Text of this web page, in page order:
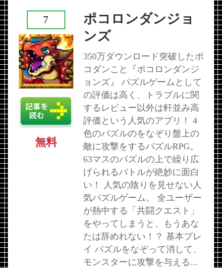
ポコロンダンジョ
ンズ
350万ダウンロード突破したポ
コダンこと『ポコロンダンジ
ョンズ』 パズルゲームとして
の評価は高く、トラブルに関
するレビュー以外は軒並み高
評価という人気のアプリ！ 4
色のパズルのをなぞり盤上の
敵に攻撃をするパズルRPG。
63マスのパズルの上で繰り広
げられるバトルが絶妙に面白
い！ 人気の陰りを見せない人
気パズルゲーム。 全ユーザー
が熱中する「共闘クエスト」
をやってしまうと、もうあな
たは辞めれない！？ 基本プレ
イ パズルをなぞって消して、
モンスターに攻撃を与える...
7
無料